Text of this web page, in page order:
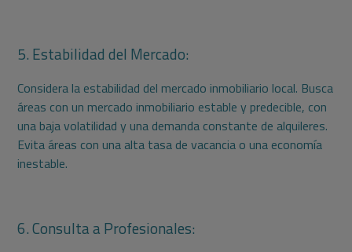
5. Estabilidad del Mercado:
Considera la estabilidad del mercado inmobiliario local. Busca
áreas con un mercado inmobiliario estable y predecible, con
una baja volatilidad y una demanda constante de alquileres.
Evita áreas con una alta tasa de vacancia o una economía
inestable.
6. Consulta a Profesionales: